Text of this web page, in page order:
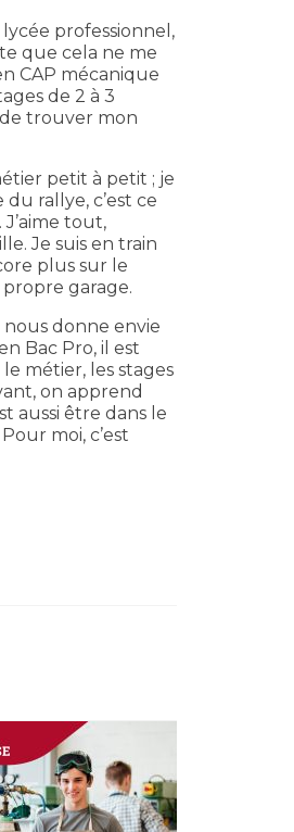
professionnel,
que cela ne me
CAP mécanique
de 2 à 3
de trouver mon
petit à petit ; je
du rallye, c’est ce
tout,
Je suis en train
plus sur le
garage.
donne envie
Bac Pro, il est
métier, les stages
on apprend
aussi être dans le
moi, c’est